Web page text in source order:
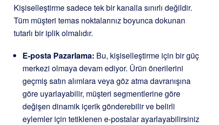
Kişiselleştirme sadece tek bir kanalla sınırlı değildir.
Tüm müşteri temas noktalarınız boyunca dokunan
tutarlı bir iplik olmalıdır.
E-posta Pazarlama: Bu, kişiselleştirme için bir güç
merkezi olmaya devam ediyor. Ürün önerilerini
geçmiş satın alımlara veya göz atma davranışına
göre uyarlayabilir, müşteri segmentlerine göre
değişen dinamik içerik gönderebilir ve belirli
eylemler için tetiklenen e-postalar ayarlayabilirsiniz